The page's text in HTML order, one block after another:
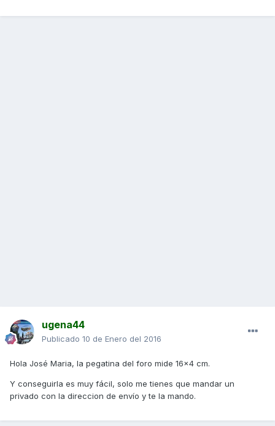
ugena44
Publicado 10 de Enero del 2016
Hola José Maria, la pegatina del foro mide 16×4 cm.
Y conseguirla es muy fácil, solo me tienes que mandar un
privado con la direccion de envío y te la mando.